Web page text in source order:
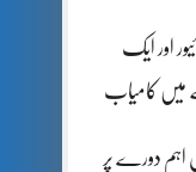
اور ایک
میں کامیاب
اہم دورے پر